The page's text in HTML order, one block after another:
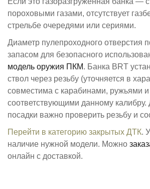
пороховыми газами, отсутствует
стрельбе очередями или сериями.
Диаметр пулепроходного отверстия
запасом для безопасного
модель оружия ​ПКМ​​. Банкa BRT
ствол через резьбу (уточняется в
совместима с карабинами, ружьями
соответствующими данному калибру.
посадки важно проверить резьбу и
Перейти в категорию закрытых ДТК.
наличие нужной модели. Можно
онлайн с доставкой.